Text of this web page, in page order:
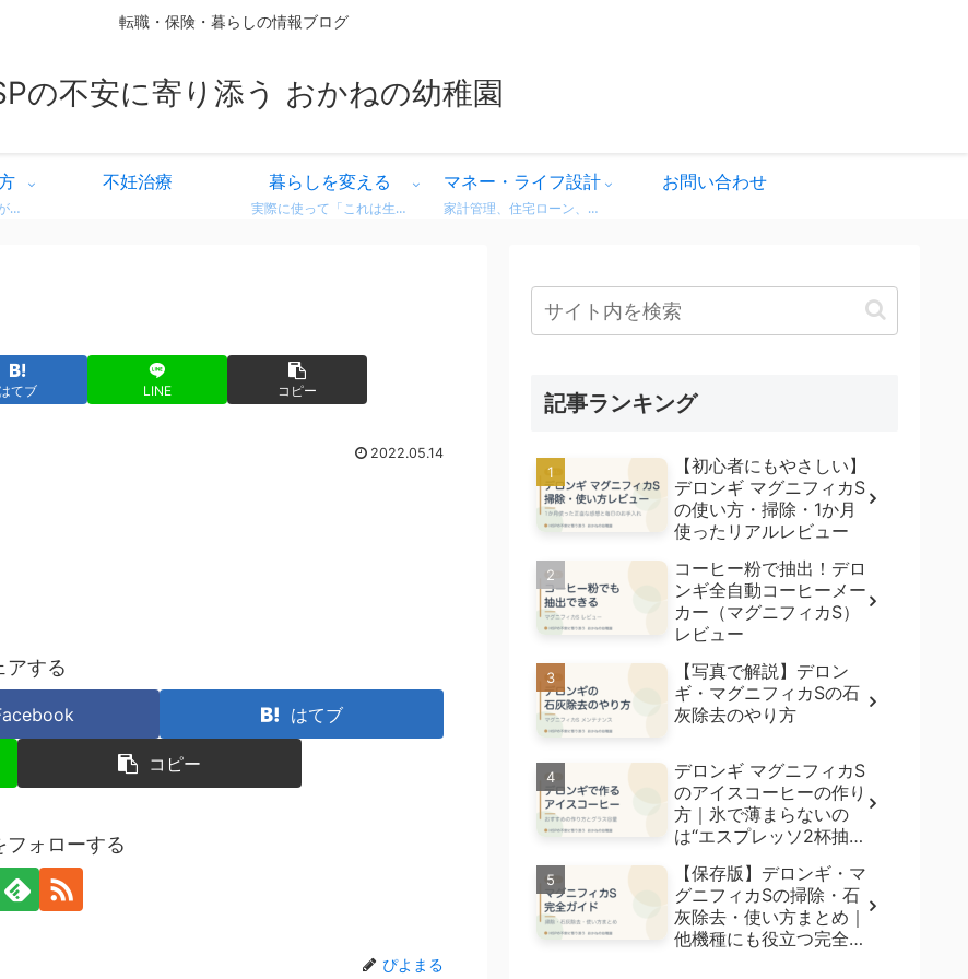
転職・保険・暮らしの情報ブログ
の不安に寄り添う おかねの幼稚園
繊細な気質を持つHSPが、自分に合った働き方を見つけるための情報をまとめています。 営業職での転職体験談や、向いている仕事・避けたい職場の特徴など、リアルな視点からお届け。 「もう我慢しない」働き方を一緒に考えてみませんか？
不妊治療 暮らしを変える
実際に使って「これは生活が変わった！」と感じた商品・サービスのレビューをまとめています。 デロンギのコーヒーマシンやドラム式洗濯機など、日常がちょっと豊かになるリアルな使用感をお届け。 迷っている方の参考になればうれしいです。
マネー・ライフ設計
家計管理、住宅ローン、保険、ふるさと納税など、暮らしのお金にまつわる情報をわかりやすく解説。 無理せず・不安なく、将来に備えるためのヒントをまとめています。 どれも実体験をベースに、生活者目線で書いています。
お問い合わせ
てブ LINE コピー
2022.05.14
アする
はてブ
コピー
フォローする
ぴよまる
記事ランキング
【初心者にもやさしい】
デロンギ マグニフィカS
の使い方・掃除・1か月
使ったリアルレビュー
コーヒー粉で抽出！デロ
ンギ全自動コーヒーメー
カー（マグニフィカS）
レビュー
【写真で解説】デロン
ギ・マグニフィカSの石
灰除去のやり方
デロンギ マグニフィカS
のアイスコーヒーの作り
方｜氷で薄まらないの
は“エスプレッソ2杯抽
【保存版】デロンギ・マ
グニフィカSの掃除・石
灰除去・使い方まとめ｜
他機種にも役立つ完全ガ